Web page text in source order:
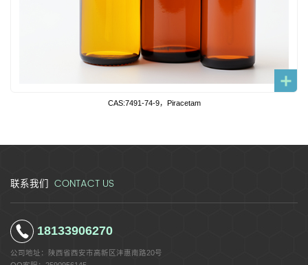
CAS:7491-74-9，Piracetam
联系我们 CONTACT US
18133906270
公司地址：
陕西省西安市高新区沣惠南路20号